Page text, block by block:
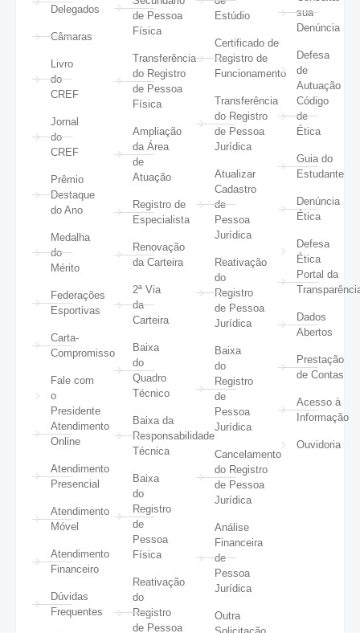
Delegados
Câmaras
Livro
do
CREF
Jornal
do
CREF
Prêmio
Destaque
do Ano
Medalha
do
Mérito
Federações
Esportivas
Carta-
Compromisso
Fale com
o
Presidente
Atendimento
Online
Atendimento
Presencial
Atendimento
Móvel
Atendimento
Financeiro
Dúvidas
Frequentes
de Pessoa
Física
Transferência
do Registro
de Pessoa
Física
Ampliação
da Área
de
Atuação
Registro de
Especialista
Renovação
da Carteira
2ª Via
da
Carteira
Baixa
do
Quadro
Técnico
Baixa da
Responsabilidade
Técnica
Baixa
do
Registro
de
Pessoa
Física
Reativação
do
Registro
de Pessoa
Estúdio
Certificado de
Registro de
Funcionamento
Transferência
do Registro
de Pessoa
Jurídica
Atualizar
Cadastro
de
Pessoa
Jurídica
Reativação
do
Registro
de Pessoa
Jurídica
Baixa
do
Registro
de
Pessoa
Jurídica
Cancelamento
do Registro
de Pessoa
Jurídica
Análise
Financeira
de
Pessoa
Jurídica
Outra
sua
Denúncia
Defesa
de
Autuação
Código
de
Ética
Guia do
Estudante
Denúncia
Ética
Defesa
Ética
Portal da
Dados
Abertos
Prestação
de Contas
Acesso à
Informação
Ouvidoria